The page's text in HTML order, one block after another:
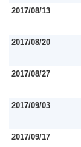
2017/08/13
2017/08/20
2017/08/27
2017/09/03
2017/09/17